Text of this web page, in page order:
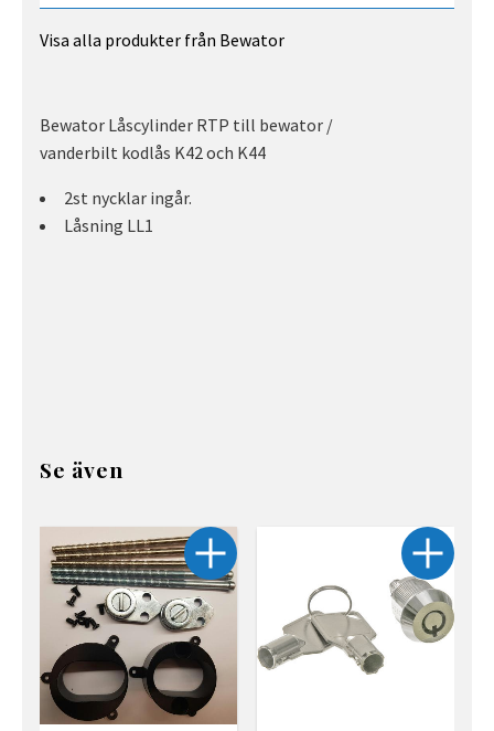
Visa alla produkter från Bewator
Bewator Låscylinder RTP till bewator /
vanderbilt kodlås K42 och K44
2st nycklar ingår.
Låsning LL1
Se även